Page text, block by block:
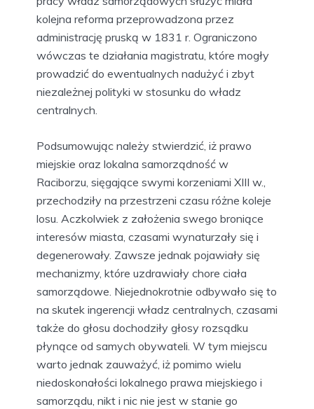
kolejna reforma przeprowadzona przez
administrację pruską w 1831 r. Ograniczono
wówczas te działania magistratu, które mogły
prowadzić do ewentualnych nadużyć i zbyt
niezależnej polityki w stosunku do władz
centralnych.
Podsumowując należy stwierdzić, iż prawo
miejskie oraz lokalna samorządność w
Raciborzu, sięgające swymi korzeniami XIII w.,
przechodziły na przestrzeni czasu różne koleje
losu. Aczkolwiek z założenia swego broniące
interesów miasta, czasami wynaturzały się i
degenerowały. Zawsze jednak pojawiały się
mechanizmy, które uzdrawiały chore ciała
samorządowe. Niejednokrotnie odbywało się to
na skutek ingerencji władz centralnych, czasami
także do głosu dochodziły głosy rozsądku
płynące od samych obywateli. W tym miejscu
warto jednak zauważyć, iż pomimo wielu
niedoskonałości lokalnego prawa miejskiego i
samorządu, nikt i nic nie jest w stanie go